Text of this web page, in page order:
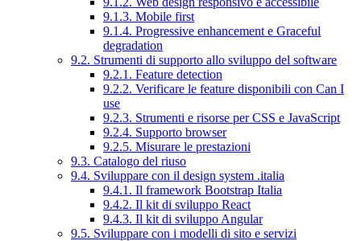
9.1.3. Mobile first
9.1.4. Progressive enhancement e Graceful
degradation
9.2. Strumenti di supporto allo sviluppo del software
9.2.1. Feature detection
9.2.2. Verificare le feature disponibili con Can I
use
9.2.3. Strumenti e risorse per CSS e JavaScript
9.2.4. Supporto browser
9.2.5. Misurare le prestazioni
9.3. Catalogo del riuso
9.4. Sviluppare con il design system .italia
9.4.1. Il framework Bootstrap Italia
9.4.2. Il kit di sviluppo React
9.4.3. Il kit di sviluppo Angular
9.5. Sviluppare con i modelli di sito e servizi